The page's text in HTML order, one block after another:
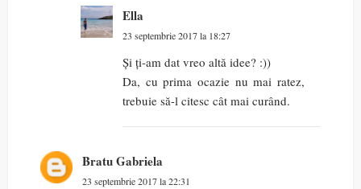
Ella
23 septembrie 2017 la 18:27
Și ți-am dat vreo altă idee? :))
Da, cu prima ocazie nu mai ratez,
trebuie să-l citesc cât mai curând.
Bratu Gabriela
23 septembrie 2017 la 22:31